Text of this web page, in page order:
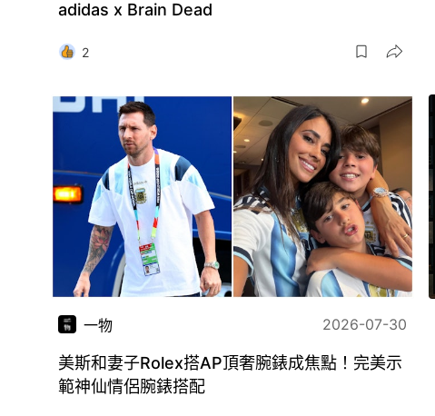
adidas x Brain Dead
2
一物 2026-07-30
美斯和妻子Rolex搭AP頂奢腕錶成焦點！完美示
範神仙情侶腕錶搭配